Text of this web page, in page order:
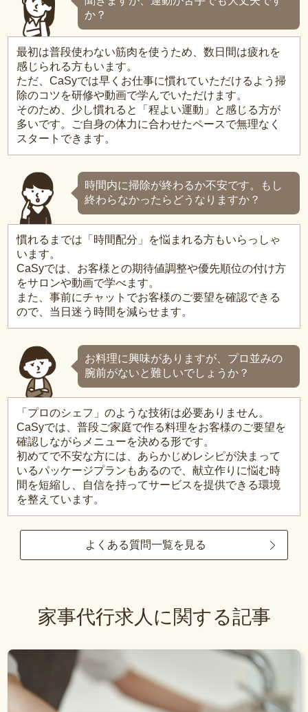
か？
最初は普段使わない筋肉を使うため、数日間は疲れを
感じられる方もいます。
ただ、CaSyでは早くお仕事に慣れていただけるよう掃
除のコツを研修や動画で学んでいただけます。
そのため、少し慣れると「程よい運動」と感じる方が
多いです。ご自身の体力に合わせたペースで無理なく
スタートできます。
時間内に掃除が終わるか不安です。もし
終わらなかったらどうなりますか？
慣れるまでは「時間配分」を悩まれる方もいらっしゃ
います。
CaSyでは、お客様との期待値調整や優先順位の付け方
をサロンや動画で学べます。
また、事前にチャットでお客様のご要望を確認できる
ので、当日迷う時間を減らせます。
お料理に興味がありますが、プロ並みの
腕前がないと難しいでしょうか？
「プロのシェフ」のような技術は必要ありません。
CaSyでは、普段ご家庭で作る料理をお客様のご要望を
確認しながらメニューを決める形です。
初めてで不安な方には、あらかじめレシピが決まって
いるパッケージプランもあるので、献立作りに悩む時
間を短縮し、自信を持ってサービスを提供できる環境
を整えています。
よくある質問一覧を見る
家事代行求人に関する記事